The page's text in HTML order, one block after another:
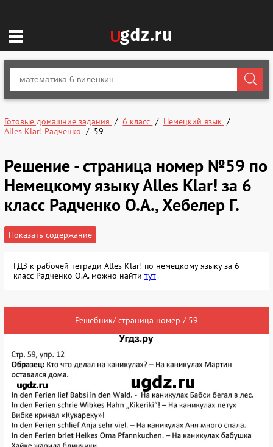
Готовые домашние задания 6 класс
Немецкий язык
Alles Klar! Радченко
59
Решение - страница номер №59 по
Немецкому языку Alles Klar! за 6
класс Радченко О.А., Хебелер Г.
Показать содержание
ГДЗ к рабочей тетради Alles Klar! по немецкому языку за 6
класс Радченко О.А. можно найти тут
Решебник/ страница номер / 59